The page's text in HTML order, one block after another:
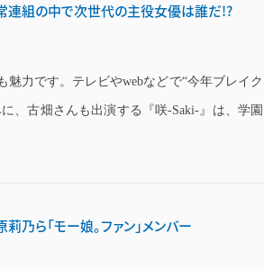
連組の中で次世代の主役女優は誰だ!?
魅力です。テレビやwebなどで“今年ブレイク
、古畑さんも出演する『咲-Saki-』は、学園
乃ら「モー娘。ファン」メンバー